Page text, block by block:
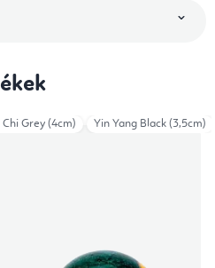
Chi Grey (4cm) Yin Yang Black (3,5cm)